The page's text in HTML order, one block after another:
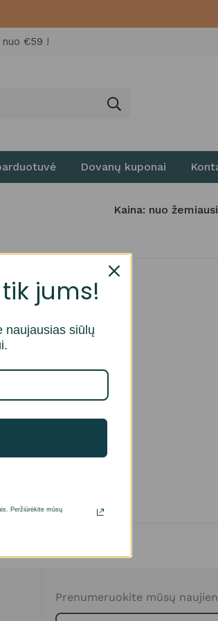
€59 !
Dovanų kuponai
Kaina: nuo
Prenumeruokite mūsų
jums!
naujausias siūlų
Peržiūrėkite mūsų